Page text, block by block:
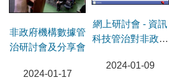
非政府機構數據管
治研討會及分享會
2024-01-17
網上研討會 - 資訊
科技管治對非政府
2024-01-09